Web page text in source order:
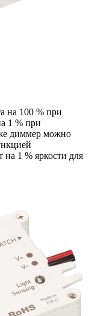
на 100 % при
1 % при
диммер можно
на 1 % яркости для